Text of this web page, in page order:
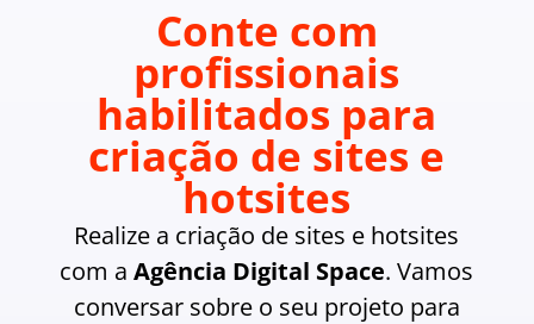
Conte com
profissionais
habilitados para
criação de sites e
hotsites
Realize a criação de sites e hotsites
com aAgência Digital Space. Vamos
conversar sobre o seu projeto para